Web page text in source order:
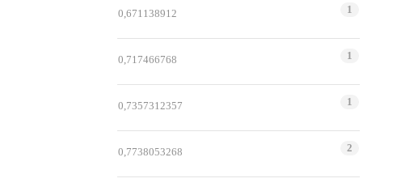
0,671138912 1
0,717466768 1
0,7357312357 1
0,7738053268 2